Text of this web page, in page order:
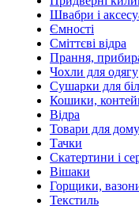
Швабри і
Ємності
Сміттєві відра
Прання,
Чохли для одягу
Сушарки для
Кошики,
Відра
Товари для
Тачки
Скатертини і
Вішаки
Горщики, вазони
Текстиль